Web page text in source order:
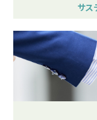
サス